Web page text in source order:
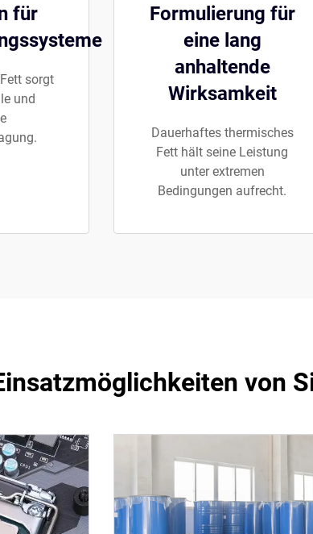
für
sorgt
und
Formulierung für
eine lang
anhaltende
Wirksamkeit
Dauerhaftes thermisches
Fett hält seine Leistung
unter extremen
Bedingungen aufrecht.
von